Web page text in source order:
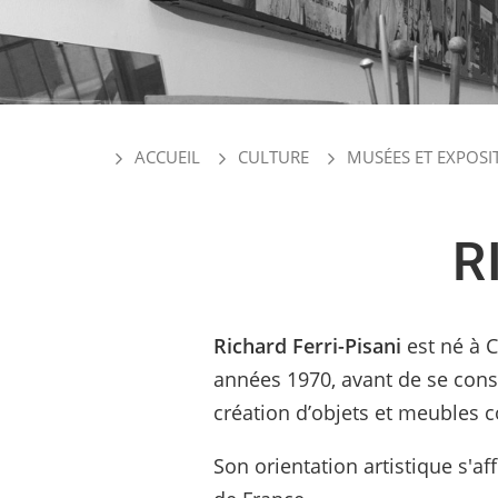
ACCUEIL CULTURE MUSÉES ET
Richard Ferri-Pisani est né à
années 1970, avant de se
création d’objets et meubles
Son orientation artistique